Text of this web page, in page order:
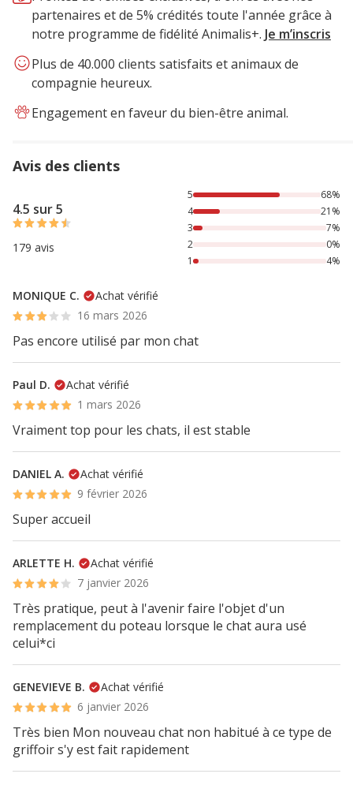
partenaires et de 5% crédités toute l'année grâce à
notre programme de fidélité Animalis+. Je m’inscris
Plus de 40.000 clients satisfaits et animaux de
compagnie heureux.
Engagement en faveur du bien-être animal.
Avis des clients
4.5 sur 5
179 avis
68% des personnes lont noté avec {1} étoiles, 21% des
5
68%
4
21%
3
7%
2
0%
1
4%
MONIQUE C.
Achat vérifié
16 mars 2026
Pas encore utilisé par mon chat
Paul D.
Achat vérifié
1 mars 2026
Vraiment top pour les chats, il est stable
DANIEL A.
Achat vérifié
9 février 2026
Super accueil
ARLETTE H.
Achat vérifié
7 janvier 2026
Très pratique, peut à l'avenir faire l'objet d'un
remplacement du poteau lorsque le chat aura usé
celui*ci
GENEVIEVE B.
Achat vérifié
6 janvier 2026
Très bien Mon nouveau chat non habitué à ce type de
griffoir s'y est fait rapidement